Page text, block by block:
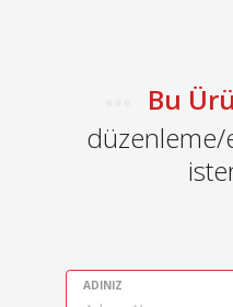
Bu
düzenleme/
ADINIZ